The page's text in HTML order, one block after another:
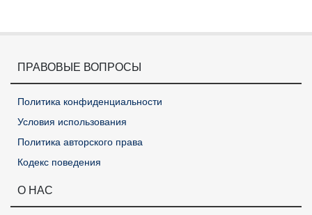
ПРАВОВЫЕ ВОПРОСЫ
Политика конфиденциальности
Условия использования
Политика авторского права
Кодекс поведения
О НАС